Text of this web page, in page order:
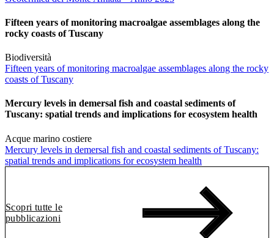
Fifteen years of monitoring macroalgae assemblages along the
rocky coasts of Tuscany
Biodiversità
Fifteen years of monitoring macroalgae assemblages along the rocky
coasts of Tuscany
Mercury levels in demersal fish and coastal sediments of
Tuscany: spatial trends and implications for ecosystem health
Acque marino costiere
Mercury levels in demersal fish and coastal sediments of Tuscany:
spatial trends and implications for ecosystem health
Scopri tutte le
pubblicazioni